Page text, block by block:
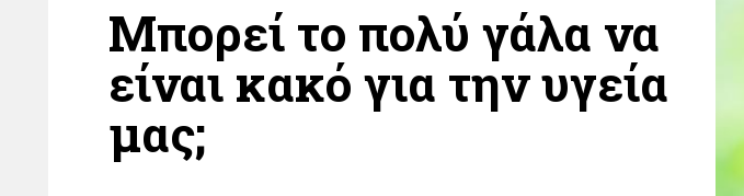
Μπορεί το πολύ γάλα να
είναι κακό για την υγεία
μας;